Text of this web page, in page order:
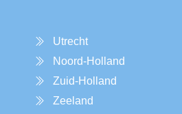
Utrecht
Noord-Holland
Zuid-Holland
Zeeland